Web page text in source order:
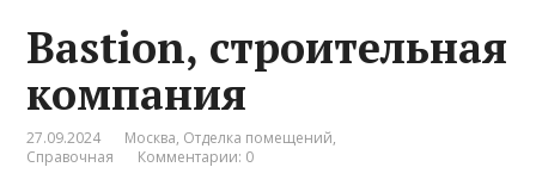
Bastion, строительная
компания
27.09.2024 Москва, Отделка помещений,
Справочная
Комментарии: 0